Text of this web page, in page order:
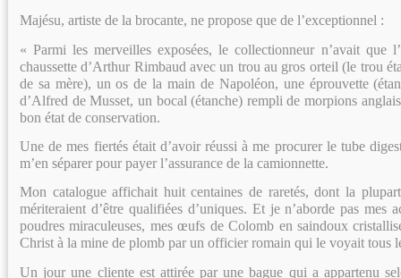
Majésu, artiste de la brocante, ne propose que de l’exceptionnel :
« Parmi les merveilles exposées, le collectionneur n’avait que
chaussette d’Arthur Rimbaud avec un trou au gros orteil (le trou
de sa mère), un os de la main de Napoléon, une éprouvette
d’Alfred de Musset, un bocal (étanche) rempli de morpions
bon état de conservation.
Une de mes fiertés était d’avoir réussi à me procurer le tube
m’en séparer pour payer l’assurance de la camionnette.
Mon catalogue affichait huit centaines de raretés, dont la
mériteraient d’être qualifiées d’uniques. Et je n’aborde pas mes
poudres miraculeuses, mes œufs de Colomb en saindoux
Christ à la mine de plomb par un officier romain qui le voyait tous
Un jour une cliente est attirée par une bague qui a appartenu